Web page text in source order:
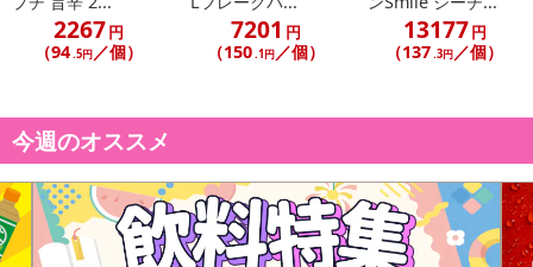
2267円
（94.5円／個）
7201 円
（150.1円 ／個）
13177円
（137.3円 ／個）
今週のオススメ